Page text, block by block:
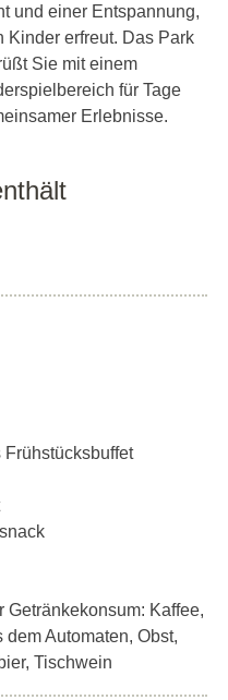
und einer Entspannung,
erfreut. Das Park
Sie mit einem
für Tage
Erlebnisse.
Getränkekonsum: Kaffee,
Automaten, Obst,
Tischwein